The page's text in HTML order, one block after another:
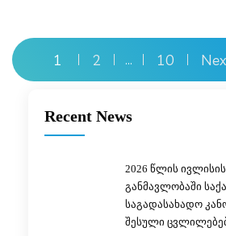
1 2 … 10
Recent News
2026 წლის ივლისისა და ივნისის თვის
განმავლობაში
საგადასახადო
შესული